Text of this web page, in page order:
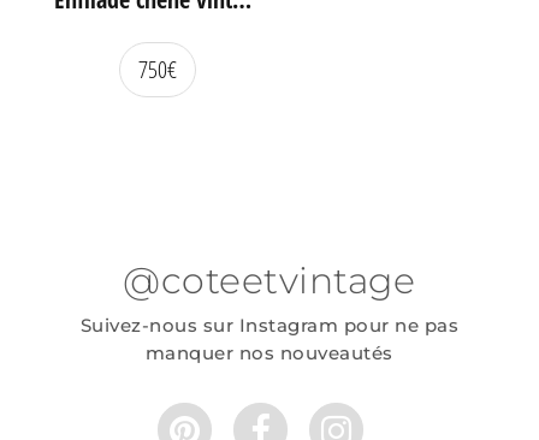
750€
@coteetvintage
Suivez-nous sur Instagram pour ne pas
manquer nos nouveautés